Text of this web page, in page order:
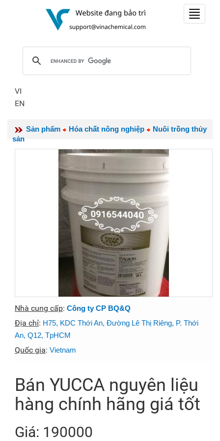
Toggle
VI
EN
Sản phẩm Hóa chất nông nghiệp
Nuôi trồng thủy
sản
Nhà cung cấp: Công ty CP BQ&Q
Địa chỉ: H75, KDC Thới An, Đường Lê Thị Riêng, P. Thới
An, Q12, TpHCM
Quốc gia: Vietnam
Bán YUCCA nguyên liệu
hàng chính hãng giá tốt
Giá: 190000